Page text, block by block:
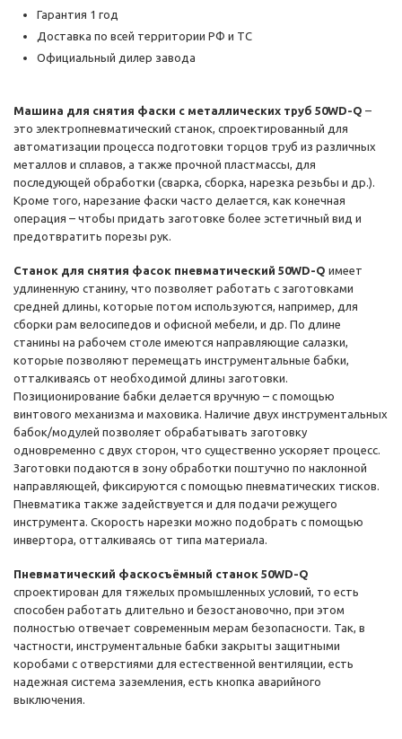
Гарантия 1 год
Доставка по всей территории РФ и ТС
Официальный дилер завода
Машина для снятия фаски с металлических труб 50WD-Q –
это электропневматический станок, спроектированный для
автоматизации процесса подготовки торцов труб из различных
металлов и сплавов, а также прочной пластмассы, для
последующей обработки (сварка, сборка, нарезка резьбы и др.).
Кроме того, нарезание фаски часто делается, как конечная
операция – чтобы придать заготовке более эстетичный вид и
предотвратить порезы рук.
Станок для снятия фасок пневматический 50WD-Q имеет
удлиненную станину, что позволяет работать с заготовками
средней длины, которые потом используются, например, для
сборки рам велосипедов и офисной мебели, и др. По длине
станины на рабочем столе имеются направляющие салазки,
которые позволяют перемещать инструментальные бабки,
отталкиваясь от необходимой длины заготовки.
Позиционирование бабки делается вручную – с помощью
винтового механизма и маховика. Наличие двух инструментальных
бабок/модулей позволяет обрабатывать заготовку
одновременно с двух сторон, что существенно ускоряет процесс.
Заготовки подаются в зону обработки поштучно по наклонной
направляющей, фиксируются с помощью пневматических тисков.
Пневматика также задействуется и для подачи режущего
инструмента. Скорость нарезки можно подобрать с помощью
инвертора, отталкиваясь от типа материала.
Пневматический фаскосъёмный станок 50WD-Q
спроектирован для тяжелых промышленных условий, то есть
способен работать длительно и безостановочно, при этом
полностью отвечает современным мерам безопасности. Так, в
частности, инструментальные бабки закрыты защитными
коробами с отверстиями для естественной вентиляции, есть
надежная система заземления, есть кнопка аварийного
выключения.